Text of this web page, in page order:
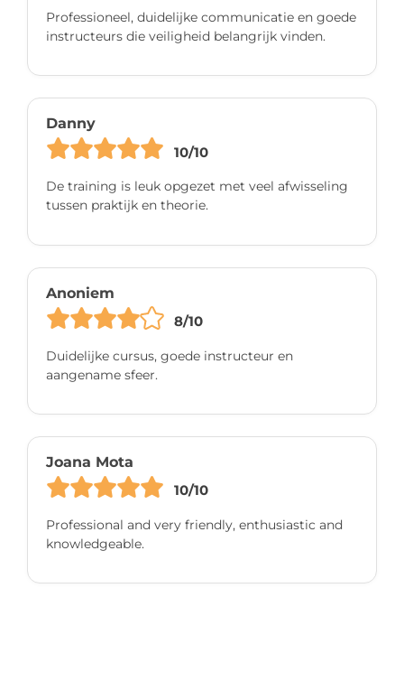
Professioneel, duidelijke communicatie en goede
instructeurs die veiligheid belangrijk vinden.
Danny
10/10
De training is leuk opgezet met veel afwisseling
tussen praktijk en theorie.
Anoniem
8/10
Duidelijke cursus, goede instructeur en
aangename sfeer.
Joana Mota
10/10
Professional and very friendly, enthusiastic and
knowledgeable.